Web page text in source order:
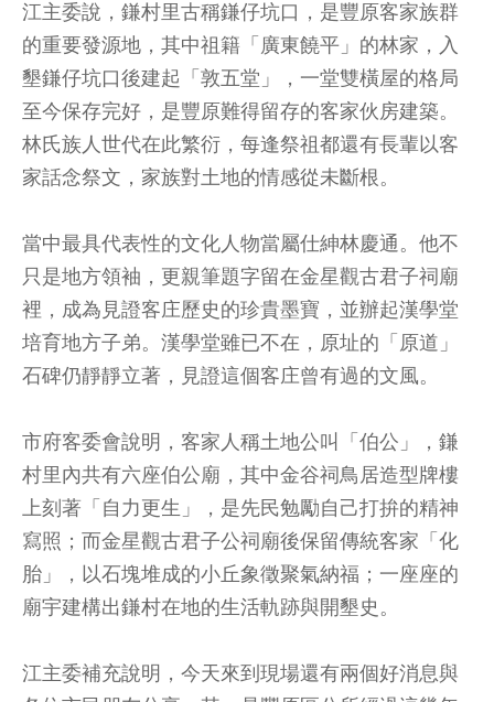
江主委說，鎌村里古稱鎌仔坑口，是豐原客家族群
的重要發源地，其中祖籍「廣東饒平」的林家，入
墾鎌仔坑口後建起「敦五堂」，一堂雙橫屋的格局
至今保存完好，是豐原難得留存的客家伙房建築。
林氏族人世代在此繁衍，每逢祭祖都還有長輩以客
家話念祭文，家族對土地的情感從未斷根。
當中最具代表性的文化人物當屬仕紳林慶通。他不
只是地方領袖，更親筆題字留在金星觀古君子祠廟
裡，成為見證客庄歷史的珍貴墨寶，並辦起漢學堂
培育地方子弟。漢學堂雖已不在，原址的「原道」
石碑仍靜靜立著，見證這個客庄曾有過的文風。
市府客委會說明，客家人稱土地公叫「伯公」，鎌
村里內共有六座伯公廟，其中金谷祠鳥居造型牌樓
上刻著「自力更生」，是先民勉勵自己打拚的精神
寫照；而金星觀古君子公祠廟後保留傳統客家「化
胎」，以石塊堆成的小丘象徵聚氣納福；一座座的
廟宇建構出鎌村在地的生活軌跡與開墾史。
江主委補充說明，今天來到現場還有兩個好消息與